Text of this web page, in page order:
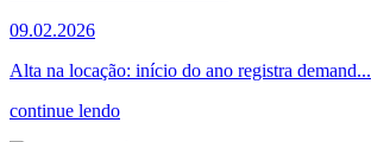
09.02.2026
Alta na locação: início do ano registra demand...
continue lendo